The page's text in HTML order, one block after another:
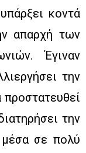
κοντά
απαρχή των
Έγιναν
την
την
μέσα σε πολύ